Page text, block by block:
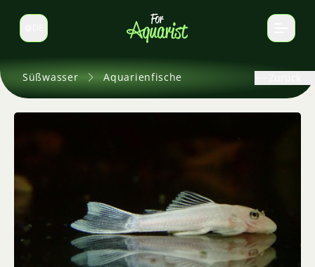
Sprache wechseln
Süßwasser Aquarienfische